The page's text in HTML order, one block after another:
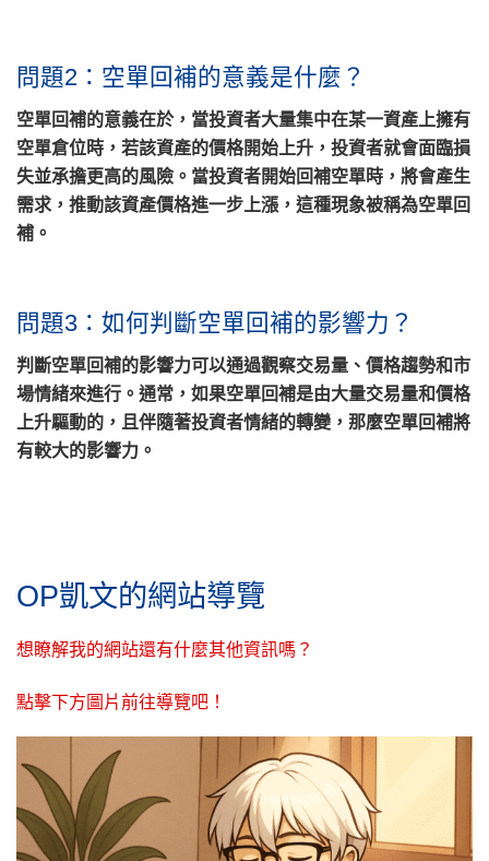
問題2：空單回補的意義是什麼？
空單回補的意義在於，當投資者大量集中在某一資產上擁有
空單倉位時，若該資產的價格開始上升，投資者就會面臨損
失並承擔更高的風險。當投資者開始回補空單時，將會產生
需求，推動該資產價格進一步上漲，這種現象被稱為空單回
補。
問題3：如何判斷空單回補的影響力？
判斷空單回補的影響力可以通過觀察交易量、價格趨勢和市
場情緒來進行。通常，如果空單回補是由大量交易量和價格
上升驅動的，且伴隨著投資者情緒的轉變，那麼空單回補將
有較大的影響力。
OP凱文的網站導覽
想瞭解我的網站還有什麼其他資訊嗎？
點擊下方圖片前往導覽吧！